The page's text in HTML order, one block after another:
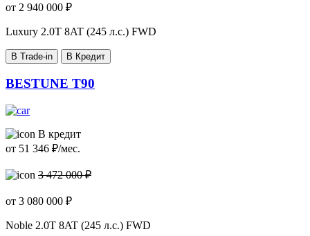
от 2 940 000 ₽
Luxury 2.0T 8AT (245 л.с.) FWD
В Trade-in В Кредит
BESTUNE T90
В кредит
от 51 346 ₽/мес.
3 472 000 ₽
от 3 080 000 ₽
Noble 2.0T 8AT (245 л.с.) FWD